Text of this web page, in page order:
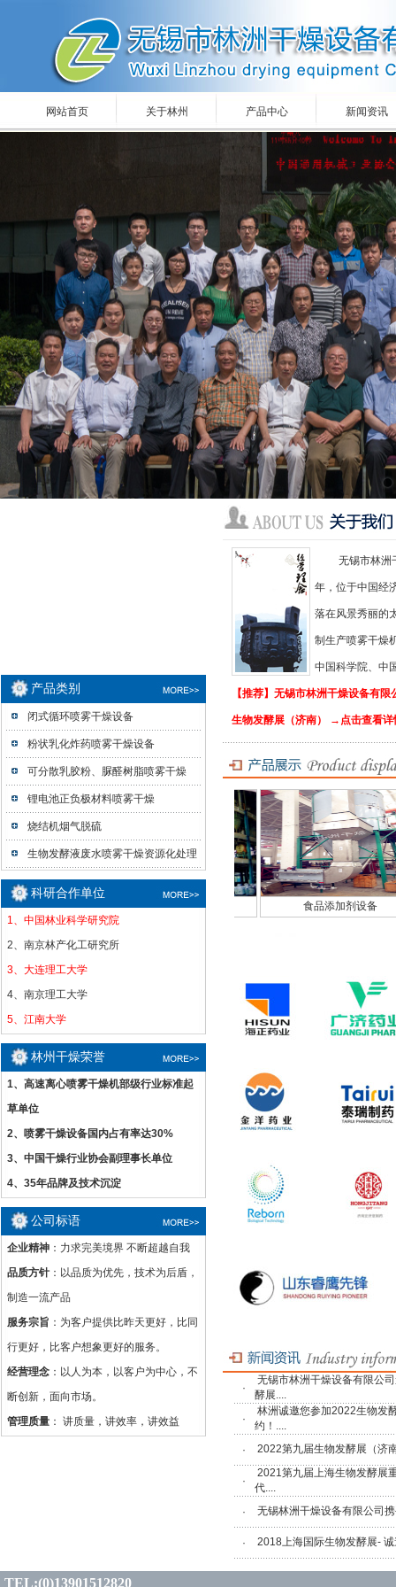
网站首页 关于林州 产品中心 新闻资讯
产品类别
闭式循环喷雾干燥设备
粉状乳化炸药喷雾干燥设备
可分散乳胶粉、脲醛树脂喷雾干燥
锂电池正负极材料喷雾干燥
烧结机烟气脱硫
生物发酵液废水喷雾干燥资源化处理
科研合作单位
1、中国林业科学研究院
2、南京林产化工研究所
3、大连理工大学
4、南京理工大学
5、江南大学
林州干燥荣誉
1、高速离心喷雾干燥机部级行业标准起
草单位
2、喷雾干燥设备国内占有率达30%
3、中国干燥行业协会副理事长单位
4、35年品牌及技术沉淀
公司标语
企业精神 ：力求完美境界 不断超越自我
品质方针 ：以品质为优先，技术为后盾，
制造一流产品
服务宗旨 ：为客户提供比昨天更好，比同
行更好，比客户想象更好的服务。
经营理念 ：以人为本，以客户为中心，不
断创新，面向市场。
管理质量 ： 讲质量，讲效率，讲效益
无锡市林洲干
年，位于中国经
落在风景秀丽的
制生产喷雾干燥
中国科学院、中
【推荐】 无锡市林洲干燥设备有
生物发酵展（济南） →点击查看详
雾化机组 生物发酵液废水处理设 食品添加剂设备
·
无锡市林洲干燥设备有限公
酵展....
·
林洲诚邀您参加2022生物发
约！....
·
2022第九届生物发酵展（济
·
2021第九届上海生物发酵展
代....
·
无锡林洲干燥设备有限公司
· 2018上海国际生物发酵展-
TEL:(0)13901512820